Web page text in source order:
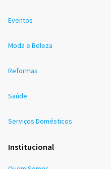
Eventos
Moda e Beleza
Reformas
Saúde
Serviços Domésticos
Institucional